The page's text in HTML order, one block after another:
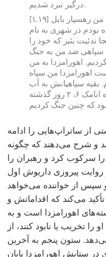
درگیر نبرد شدیم.
[۱.۱۹] داریوش شاه گوید: پس از آن من رهسپار بابل
بودم در شهری به نام
ندئیت بئیر که خود را
سپاهی ضد من به جنگ
اهورامزدا به من
اهورامزدا من سپاه
سپاهیانش به آب
افتادند آب آنها را برد. از ماه انامک ۶، ۲ روز گذشته
از ساتراپ‌هایی را ادامه
و شرح می‌دهند که چگونه
سرکوب کرد و رهبران را
پیروزی داریوش اول
سپس از خواننده می‌خواهد
تأکید می‌کند که اقداماتش و
اهورامزدا است و به
را تخریب یا نابود کنند، از
ستون پنجم به آخرین
در ستایش اهورامزدا پایان